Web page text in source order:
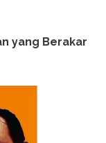
yang Berakar